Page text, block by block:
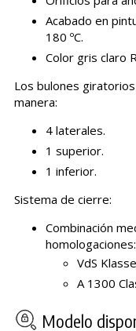
Acabado en
180 ºC.
Color gris claro
Los bulones
manera:
4 laterales.
1 superior.
1 inferior.
Sistema de cierre:
Combinación
homologaciones:
VdS
A 1300
Modelo